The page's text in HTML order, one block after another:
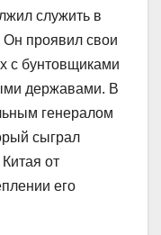
служить в
Он проявил свои
с бунтовщиками
державами. В
генералом
сыграл
от
его